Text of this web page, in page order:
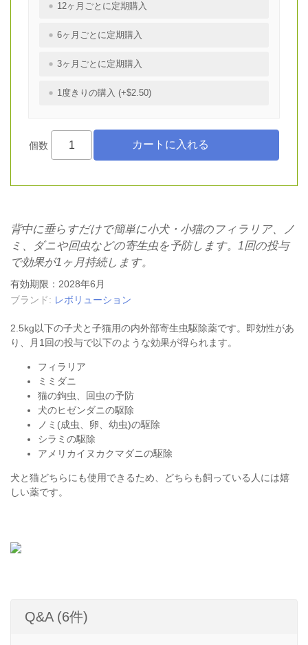
12ヶ月ごとに定期購入
6ヶ月ごとに定期購入
3ヶ月ごとに定期購入
1度きりの購入 (+$2.50)
個数
背中に垂らすだけで簡単に小犬・小猫のフィラリア、ノ
ミ、ダニや回虫などの寄生虫を予防します。1回の投与
で効果が1ヶ月持続します。
有効期限：2028年6月
ブランド: レボリューション
2.5kg以下の子犬と子猫用の内外部寄生虫駆除薬です。即効性があ
り、月1回の投与で以下のような効果が得られます。
フィラリア
ミミダニ
猫の鉤虫、回虫の予防
犬のヒゼンダニの駆除
ノミ(成虫、卵、幼虫)の駆除
シラミの駆除
アメリカイヌカクマダニの駆除
犬と猫どちらにも使用できるため、どちらも飼っている人には嬉
しい薬です。
Q&A (6件)